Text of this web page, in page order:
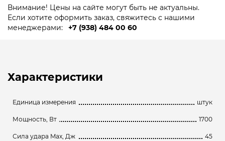
Внимание! Цены на сайте могут быть не актуальны.
Если хотите оформить заказ, свяжитесь с нашими
менеджерами:
+7 (938) 484 00 60
Характеристики
Единица измерения штук
Мощность, Вт 1700
Сила удара Max, Дж 45